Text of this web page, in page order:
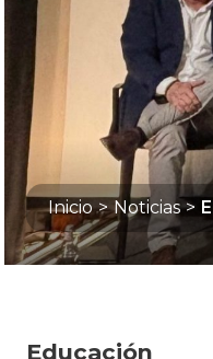
Inicio > Noticias >
Educación